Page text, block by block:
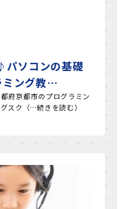
パソコンの基礎
ミング教…
府京都市のプログラミン
スク（…続きを読む）